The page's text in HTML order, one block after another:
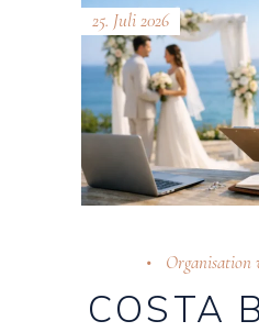
25. Juli 2026
Organisation
COSTA